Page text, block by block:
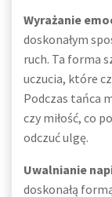
Wyrażanie
doskonałym
ruch. Ta forma
uczucia, które
Podczas tańca
czy miłość, co
odczuć ulgę.
Uwalnianie
doskonałą